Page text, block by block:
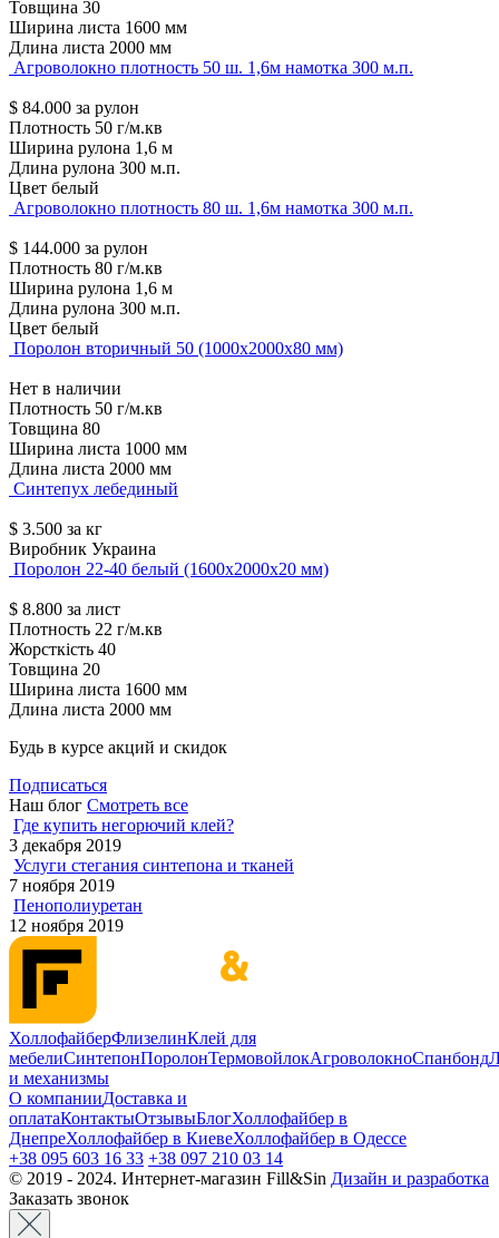
Товщина 30
Ширина листа 1600 мм
Длина листа 2000 мм
Агроволокно плотность 50 ш. 1,6м намотка 300 м.п.
$ 84.000 за рулон
Плотность 50 г/м.кв
Ширина рулона 1,6 м
Длина рулона 300 м.п.
Цвет белый
Агроволокно плотность 80 ш. 1,6м намотка 300 м.п.
$ 144.000 за рулон
Плотность 80 г/м.кв
Ширина рулона 1,6 м
Длина рулона 300 м.п.
Цвет белый
Поролон вторичный 50 (1000х2000х80 мм)
Нет в наличии
Плотность 50 г/м.кв
Товщина 80
Ширина листа 1000 мм
Длина листа 2000 мм
Синтепух лебединый
$ 3.500 за кг
Виробник Украина
Поролон 22-40 белый (1600х2000х20 мм)
$ 8.800 за лист
Плотность 22 г/м.кв
Жорсткість 40
Товщина 20
Ширина листа 1600 мм
Длина листа 2000 мм
Будь в курсе акций и скидок
Подписаться
Наш блог Смотреть все
Где купить негорючий клей?
3 декабря 2019
Услуги стегания синтепона и тканей
7 ноября 2019
Пенополиуретан
12 ноября 2019
ХоллофайберФлизелинКлей для
мебелиСинтепонПоролонТермовойлокАгроволокноСпанбонд
и механизмы
О компанииДоставка и
оплатаКонтактыОтзывыБлогХоллофайбер в
ДнепреХоллофайбер в КиевеХоллофайбер в Одессе
+38 095 603 16 33 +38 097 210 03 14
© 2019 - 2024. Интернет-магазин Fill&Sin Дизайн и разработка
Заказать звонок